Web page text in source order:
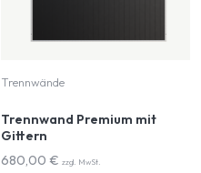
Trennwände
Trennwand Premium mit
Gittern
680,00 € zzgl. MwSt.